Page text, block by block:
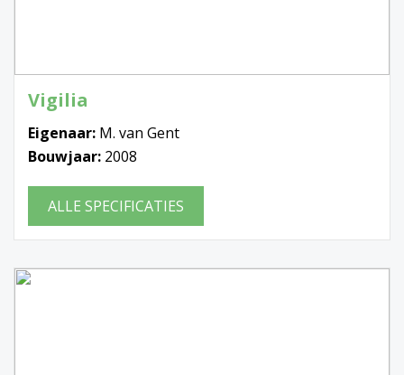
Vigilia
Eigenaar: M. van Gent
Bouwjaar: 2008
ALLE SPECIFICATIES